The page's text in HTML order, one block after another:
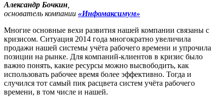
Александр Бочкин,
основатель компании «Инфомаксимум»
Многие основные вехи развития нашей компании связаны с
кризисом. Ситуация 2014 года многократно увеличила
продажи нашей системы учёта рабочего времени и упрочила
позиции на рынке. Для компаний-клиентов в кризис было
важно понять, какие ресурсы можно высвободить, как
использовать рабочее время более эффективно. Тогда и
случился тот самый пик расцвета систем учёта рабочего
времени, в том числе и нашей.